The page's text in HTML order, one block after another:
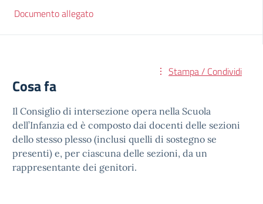
Documento allegato
Stampa / Condividi
Cosa fa
Il Consiglio di intersezione opera nella Scuola
dell’Infanzia ed è composto dai docenti delle sezioni
dello stesso plesso (inclusi quelli di sostegno se
presenti) e, per ciascuna delle sezioni, da un
rappresentante dei genitori.